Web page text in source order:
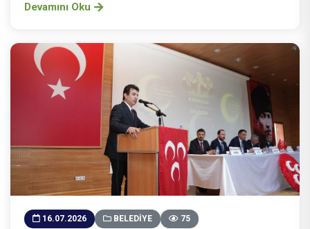
Devamını Oku
16.07.2026 BELEDIYE 75